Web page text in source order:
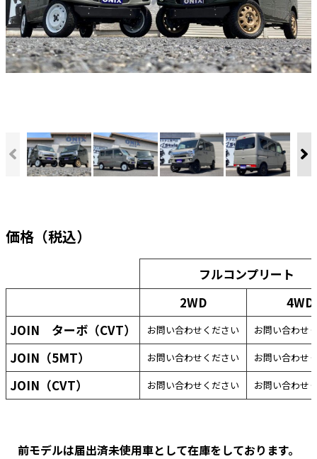
価格（税込）
フルコンプリート
2WD
4WD
JOIN ターボ（CVT）
お問い合わせください お問い合わせ
JOIN（5MT） お問い合わせください お問い合わせ
JOIN（CVT） お問い合わせください お問い合わせ
前モデルは届出済未使用車として在庫をしております。